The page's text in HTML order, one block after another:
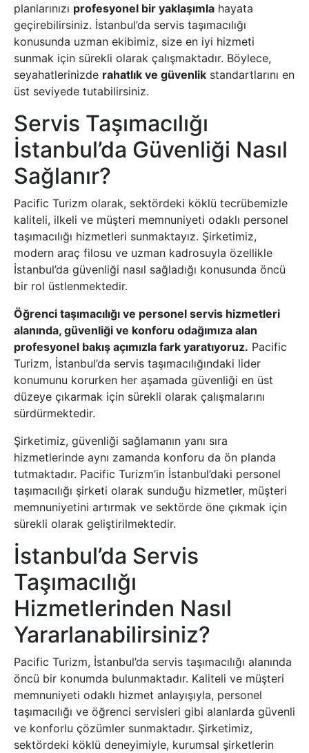
planlarınızı profesyonel bir yaklaşımla hayata
geçirebilirsiniz. İstanbul’da servis taşımacılığı
konusunda uzman ekibimiz, size en iyi hizmeti
sunmak için sürekli olarak çalışmaktadır. Böylece,
seyahatlerinizde rahatlık ve güvenlik standartlarını en
üst seviyede tutabilirsiniz.
Servis Taşımacılığı
İstanbul’da Güvenliği Nasıl
Sağlanır?
Pacific Turizm olarak, sektördeki köklü tecrübemizle
kaliteli, ilkeli ve müşteri memnuniyeti odaklı personel
taşımacılığı hizmetleri sunmaktayız. Şirketimiz,
modern araç filosu ve uzman kadrosuyla özellikle
İstanbul’da güvenliği nasıl sağladığı konusunda öncü
bir rol üstlenmektedir.
Öğrenci taşımacılığı ve personel servis hizmetleri
alanında, güvenliği ve konforu odağımıza alan
profesyonel bakış açımızla fark yaratıyoruz. Pacific
Turizm, İstanbul’da servis taşımacılığındaki lider
konumunu korurken her aşamada güvenliği en üst
düzeye çıkarmak için sürekli olarak çalışmalarını
sürdürmektedir.
Şirketimiz, güvenliği sağlamanın yanı sıra
hizmetlerinde aynı zamanda konforu da ön planda
tutmaktadır. Pacific Turizm’in İstanbul’daki personel
taşımacılığı şirketi olarak sunduğu hizmetler, müşteri
memnuniyetini artırmak ve sektörde öne çıkmak için
sürekli olarak geliştirilmektedir.
İstanbul’da Servis
Taşımacılığı
Hizmetlerinden Nasıl
Yararlanabilirsiniz?
Pacific Turizm, İstanbul’da servis taşımacılığı alanında
öncü bir konumda bulunmaktadır. Kaliteli ve müşteri
memnuniyeti odaklı hizmet anlayışıyla, personel
taşımacılığı ve öğrenci servisleri gibi alanlarda güvenli
ve konforlu çözümler sunmaktadır. Şirketimiz,
sektördeki köklü deneyimiyle, kurumsal şirketlerin